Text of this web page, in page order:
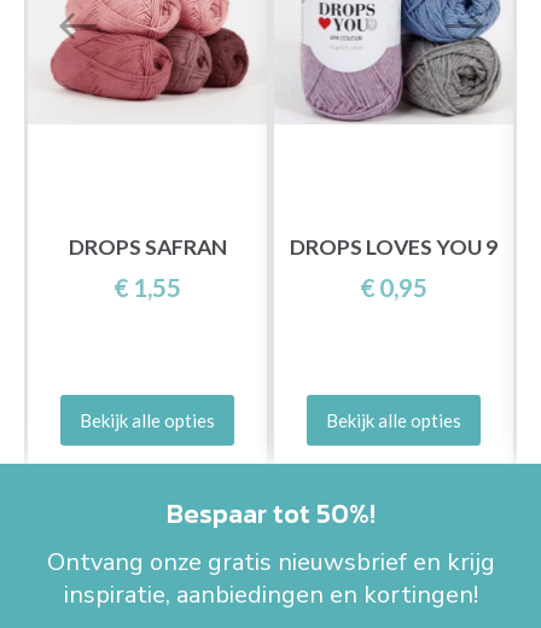
DROPS SAFRAN
€ 1,55
Bekijk alle opties
DROPS LOVES YOU 9
€ 0,95
Bekijk alle opties
Bespaar tot 50%!
Ontvang onze gratis nieuwsbrief en krijg
inspiratie, aanbiedingen en kortingen!